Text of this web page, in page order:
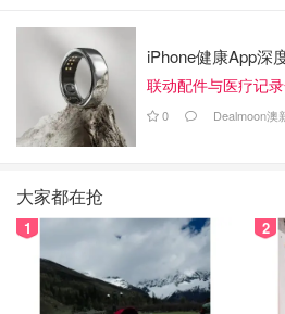
iPhone健康App深
联动配件与医疗记
0 Dealmoon澳
大家都在抢
1 2